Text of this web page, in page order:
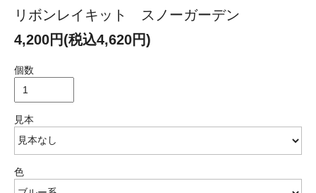
リボンレイキット スノーガーデン
4,200円(税込4,620円)
個数
見本
色